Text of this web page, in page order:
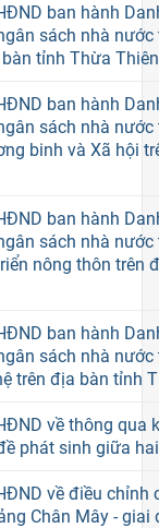
ban hành
sách nhà
tỉnh Thừa
ban hành
sách nhà
binh và Xã hội
ban hành
sách nhà
nông thôn trên
ban hành
sách nhà
trên địa bàn tỉnh
về thông qua
phát sinh giữa
về điều
Chân Mây - giai